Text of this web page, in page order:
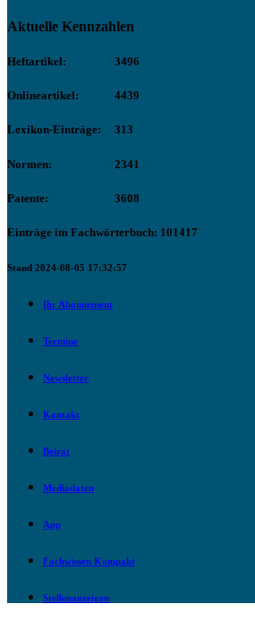
Aktuelle Kennzahlen
Heftartikel: 3496
Onlineartikel: 4439
Lexikon-Einträge: 313
Normen: 2341
Patente: 3608
Einträge im Fachwörterbuch: 101417
Stand 2024-08-05 17:32:57
Ihr Abonnement
Termine
Newsletter
Kontakt
Beirat
Mediadaten
App
Fachwissen Kompakt
Stellenanzeigen